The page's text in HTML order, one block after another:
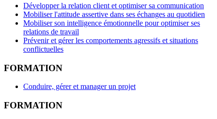
Développer la relation client et optimiser sa communication
Mobiliser l'attitude assertive dans ses échanges au quotidien
Mobiliser son intelligence émotionnelle pour optimiser ses
relations de travail
Prévenir et gérer les comportements agressifs et situations
conflictuelles
FORMATION
Conduire, gérer et manager un projet
FORMATION